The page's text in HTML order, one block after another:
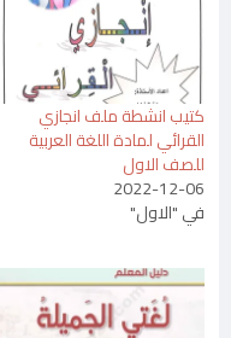
كتيب انشطة ملف انجازي
القرائي لمادة اللغة العربية
للصف الاول
2022-12-06
في "الاول"